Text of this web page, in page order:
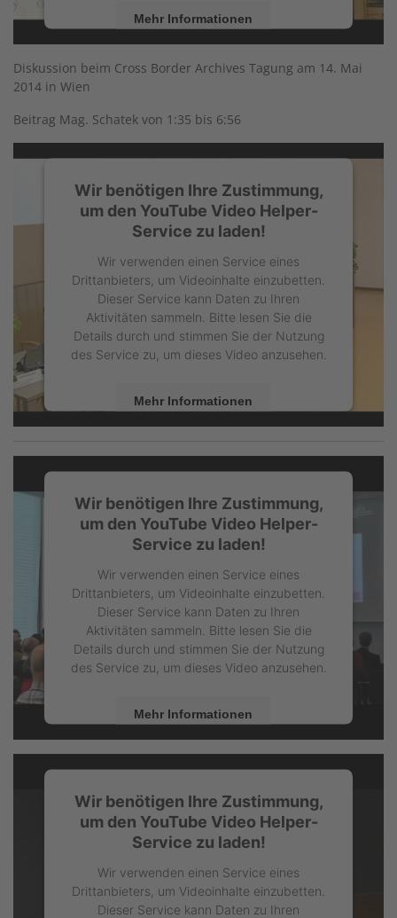
Mehr Informationen
Akzeptieren
Management Platform
Diskussion beim Cross Border Archives Tagung am 14. Mai
2014 in Wien
Beitrag Mag. Schatek von 1:35 bis 6:56
Wir benötigen Ihre Zustimmung,
um den YouTube Video Helper-
Service zu laden!
Wir verwenden einen Service eines
Drittanbieters, um Videoinhalte einzubetten.
Dieser Service kann Daten zu Ihren
Aktivitäten sammeln. Bitte lesen Sie die
Details durch und stimmen Sie der Nutzung
des Service zu, um dieses Video anzusehen.
Mehr Informationen
Management Platform
Wir benötigen Ihre Zustimmung,
um den YouTube Video Helper-
Service zu laden!
Wir verwenden einen Service eines
Drittanbieters, um Videoinhalte einzubetten.
Dieser Service kann Daten zu Ihren
Aktivitäten sammeln. Bitte lesen Sie die
Details durch und stimmen Sie der Nutzung
des Service zu, um dieses Video anzusehen.
Mehr Informationen
powered by
Usercentrics Consent
Management Platform
Wir benötigen Ihre Zustimmung,
um den YouTube Video Helper-
Service zu laden!
Wir verwenden einen Service eines
Drittanbieters, um Videoinhalte einzubetten.
Dieser Service kann Daten zu Ihren